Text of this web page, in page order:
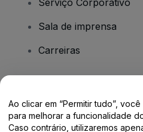
Serviço Corporativo
Sala de imprensa
Carreiras
Centro de Ajuda /
Ao clicar em “Permitir tudo”,
para melhorar a funcionalidade
Caso contrário, utilizaremos